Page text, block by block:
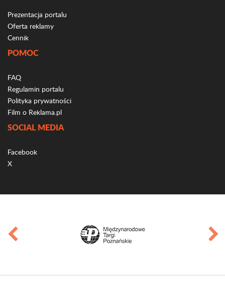
Prezentacja portalu
Oferta reklamy
Cennik
POMOC
FAQ
Regulamin portalu
Polityka prywatności
Film o Reklama.pl
SOCIAL MEDIA
Facebook
X